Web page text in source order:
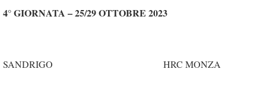
4° GIORNATA – 25/29 OTTOBRE 2023
SANDRIGO HRC MONZA